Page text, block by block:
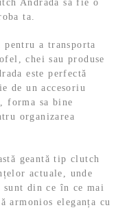
Andrada să fie o
ta.
pentru a transporta
chei sau produse
este perfectă
de un accesoriu
forma sa bine
organizarea
geantă tip clutch
actuale, unde
din ce în ce mai
armonios eleganța cu